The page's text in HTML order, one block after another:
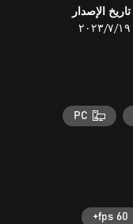
تاريخ الإصدار
١٩‏/٧‏/٢٠٢٣
PC
60 fps+